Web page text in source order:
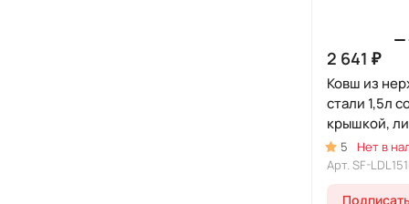
2 641 ₽
Ковш из
стали 1,5л
крышкой,
5
Нет в
Арт. SF-